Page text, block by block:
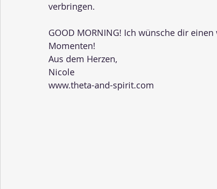
verbringen.
GOOD MORNING! Ich wünsche dir
Momenten!
Aus dem Herzen,
Nicole
www.theta-and-spirit.com